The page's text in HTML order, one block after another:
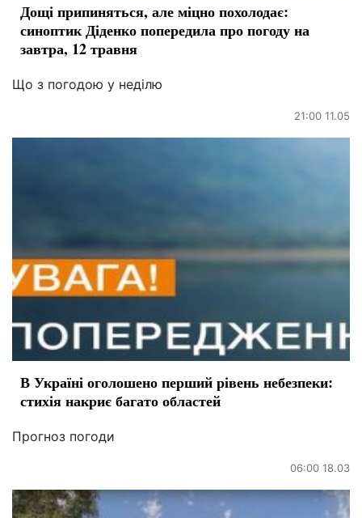
Дощі припиняться, але міцно похолодає:
синоптик Діденко попередила про погоду на
завтра, 12 травня
Що з погодою у неділю
21:00 11.05
В Україні оголошено перший рівень небезпеки:
стихія накриє багато областей
Прогноз погоди
06:00 18.03